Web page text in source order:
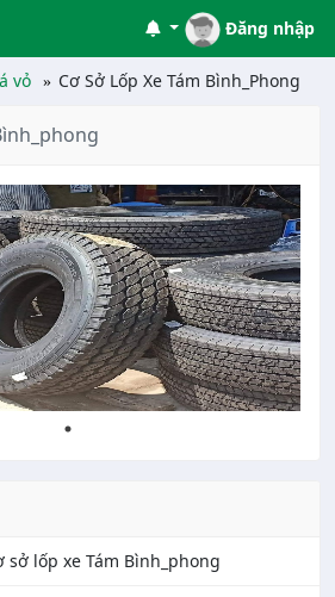
Đăng nhập
vỏ Cơ Sở Lốp Xe Tám Bình_Phong
sở lốp xe Tám Bình_phong